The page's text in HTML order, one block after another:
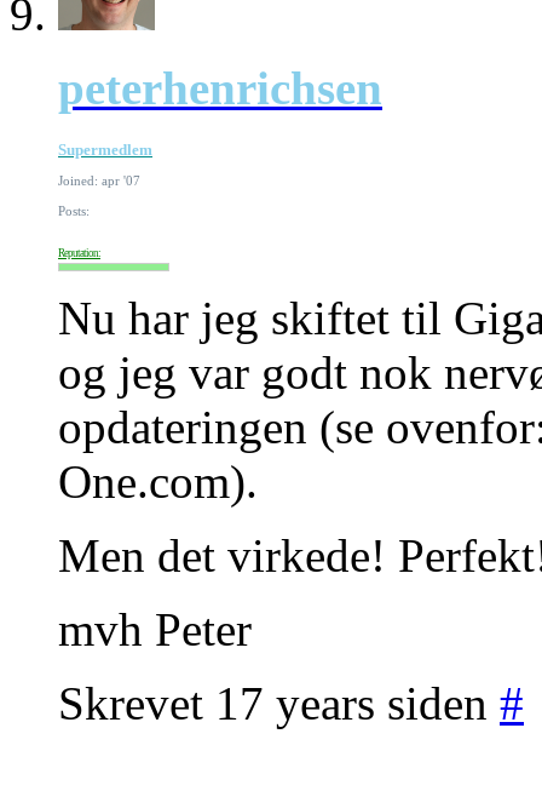
peterhenrichsen
Supermedlem
Joined: apr '07
Posts:
Reputation:
Nu har jeg skiftet til
og jeg var godt nok
opdateringen (se
One.com).
Men det virkede!
mvh Peter
Skrevet 17 years siden #